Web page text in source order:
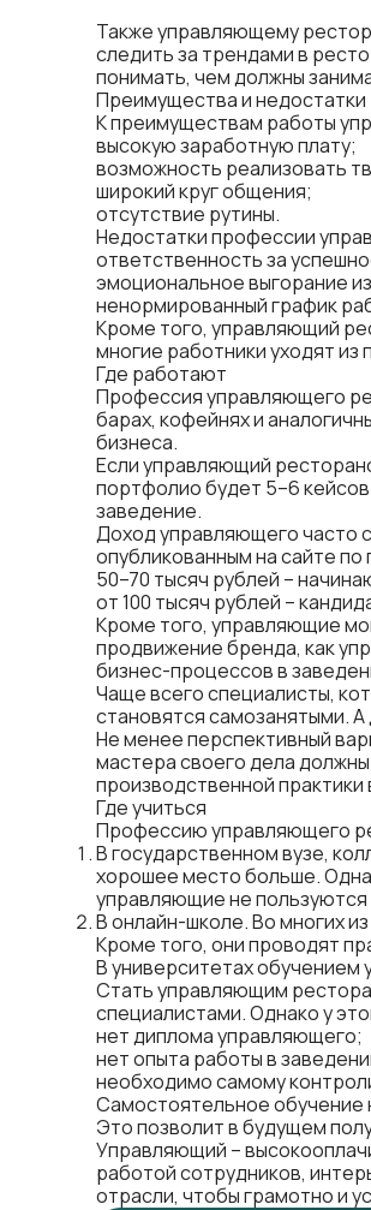
Также управляющему
следить за трендами в
понимать, чем должны
Преимущества и недостатки
К преимуществам работы
высокую заработную плату;
возможность реализовать
широкий круг общения;
отсутствие рутины.
Недостатки профессии
ответственность за
эмоциональное выгорание
ненормированный график
Кроме того, управляющий
многие работники уходят
Где работают
Профессия управляющего
барах, кофейнях и
бизнеса.
Если управляющий
портфолио будет 5–6
заведение.
Доход управляющего часто
опубликованным на сайте
50–70 тысяч рублей –
от 100 тысяч рублей –
Кроме того, управляющие
продвижение бренда, как
бизнес-процессов в
Чаще всего специалисты,
становятся самозанятыми.
Не менее перспективный
мастера своего дела
производственной практики
Где учиться
Профессию управляющего
В государственном вузе,
хорошее место больше.
управляющие не
В онлайн-школе. Во многих
Кроме того, они проводят
В университетах
Стать управляющим
специалистами. Однако у
нет диплома управляющего;
нет опыта работы в
необходимо самому
Самостоятельное
Это позволит в будущем
Управляющий –
работой сотрудников,
отрасли, чтобы грамотно и